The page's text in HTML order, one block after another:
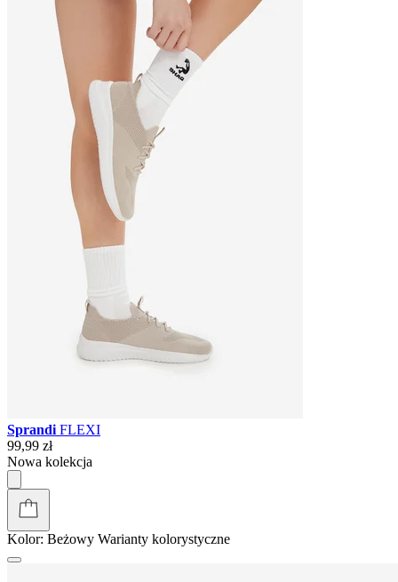
Sprandi FLEXI
99,99 zł
Nowa kolekcja
Kolor: Beżowy Warianty kolorystyczne